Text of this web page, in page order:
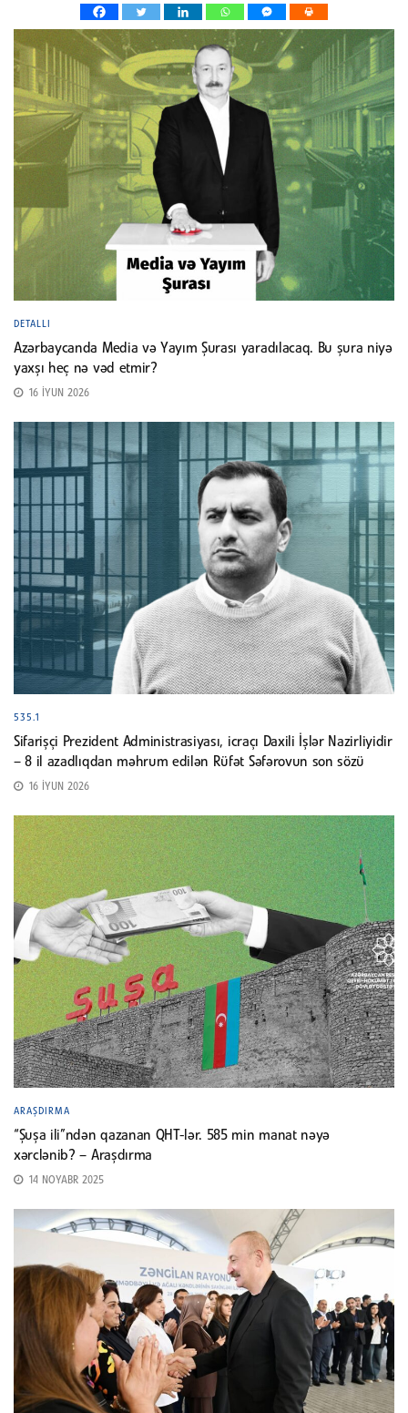
DETALLI
Azərbaycanda Media və Yayım Şurası yaradılacaq. Bu şura niyə
yaxşı heç nə vəd etmir?
16 İYUN 2026
535.1
Sifarişçi Prezident Administrasiyası, icraçı Daxili İşlər Nazirliyidir
– 8 il azadlıqdan məhrum edilən Rüfət Səfərovun son sözü
16 İYUN 2026
ARAŞDIRMA
“Şuşa ili”ndən qazanan QHT-lər. 585 min manat nəyə
xərclənib? – Araşdırma
14 NOYABR 2025